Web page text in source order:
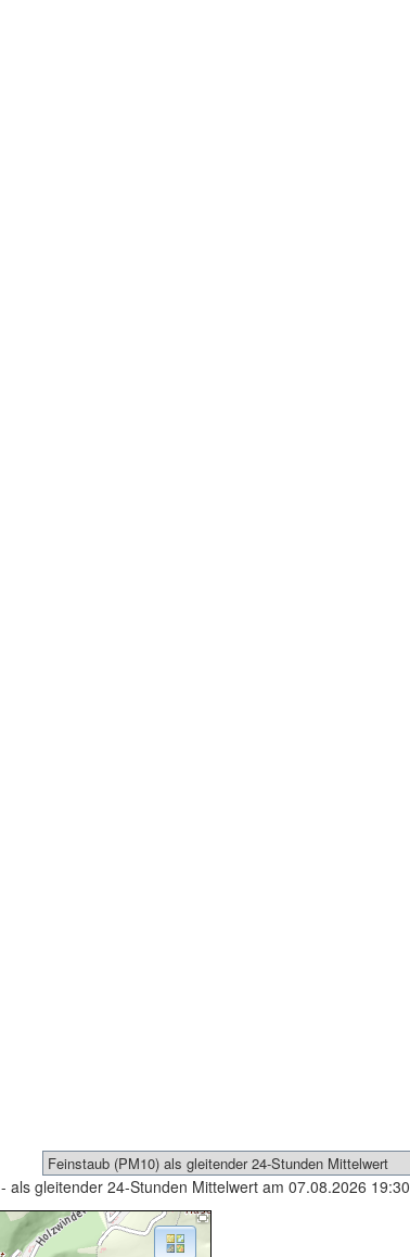
- als gleitender 24-Stunden Mittelwert am 07.08.2026 19:30